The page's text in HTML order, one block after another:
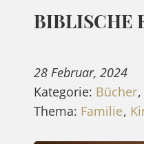
BIBLISCHE
28 Februar, 2024
Kategorie: Bücher,
Thema: Familie,